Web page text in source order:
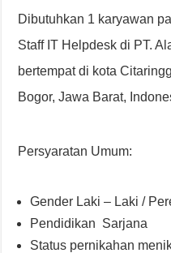
Dibutuhkan 1 karyawan
Staff IT Helpdesk di PT.
bertempat di kota
Bogor, Jawa Barat,
Persyaratan Umum:
Gender Laki – Laki /
Pendidikan Sarjana
Status pernikahan